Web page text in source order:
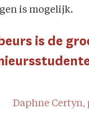
is mogelijk.
is de
Daphne Certyn,